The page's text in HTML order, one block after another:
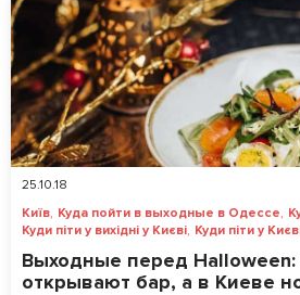
25.10.18
Київ, Куда пойти в выходные в Одессе,
Куди піти у вихідні у Києві, Куди піти у
Выходные перед Halloween:
открывают бар, а в Киеве